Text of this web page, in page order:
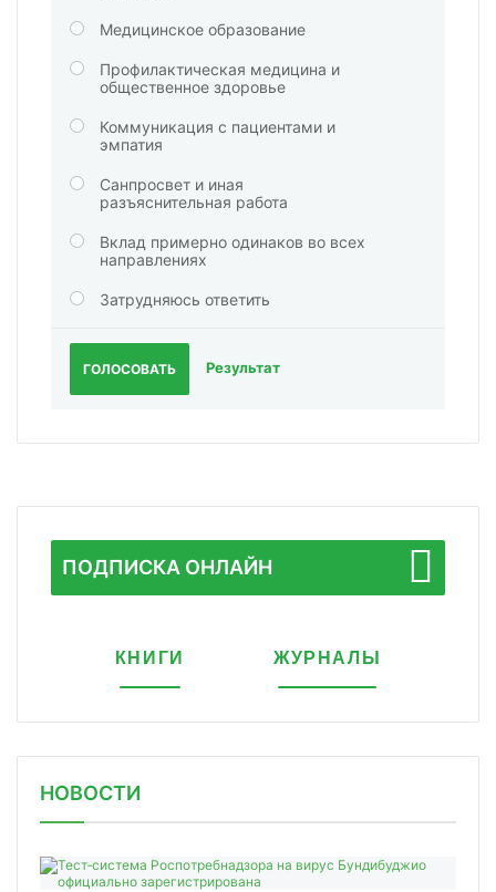
Медицинское образование
Профилактическая медицина и
общественное здоровье
Коммуникация с пациентами и
эмпатия
Санпросвет и иная
разъяснительная работа
Вклад примерно одинаков во всех
направлениях
Затрудняюсь ответить
ГОЛОСОВАТЬ Результат
ПОДПИСКА ОНЛАЙН
КНИГИ ЖУРНАЛЫ
НОВОСТИ